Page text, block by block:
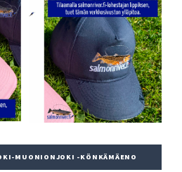
MUONIONJOKI -KÖNKÄMÄENO